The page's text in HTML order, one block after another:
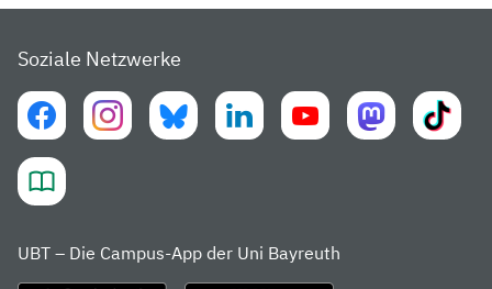
Soziale Netzwerke
UBT – Die Campus-App der Uni Bayreuth